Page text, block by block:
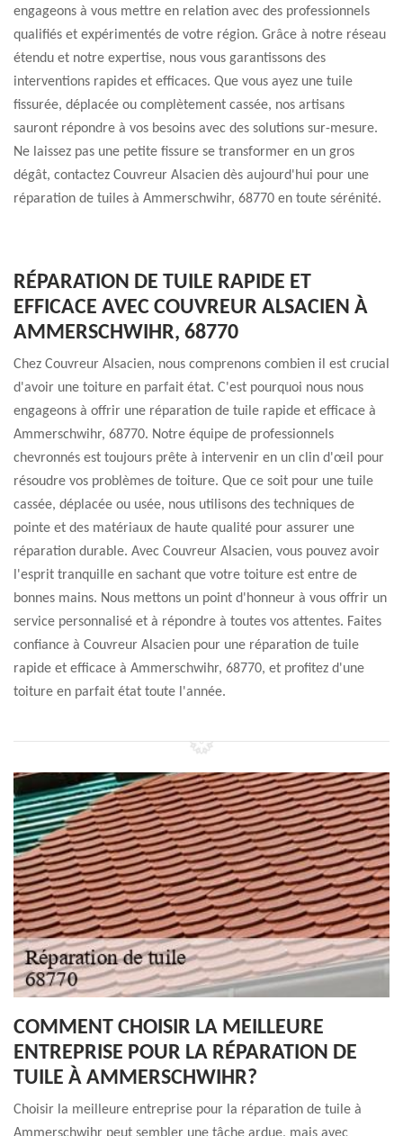
engageons à vous mettre en relation avec des professionnels
qualifiés et expérimentés de votre région. Grâce à notre réseau
étendu et notre expertise, nous vous garantissons des
interventions rapides et efficaces. Que vous ayez une tuile
fissurée, déplacée ou complètement cassée, nos artisans
sauront répondre à vos besoins avec des solutions sur-mesure.
Ne laissez pas une petite fissure se transformer en un gros
dégât, contactez Couvreur Alsacien dès aujourd'hui pour une
réparation de tuiles à Ammerschwihr, 68770 en toute sérénité.
RÉPARATION DE TUILE RAPIDE ET
EFFICACE AVEC COUVREUR ALSACIEN À
AMMERSCHWIHR, 68770
Chez Couvreur Alsacien, nous comprenons combien il est crucial
d'avoir une toiture en parfait état. C'est pourquoi nous nous
engageons à offrir une réparation de tuile rapide et efficace à
Ammerschwihr, 68770. Notre équipe de professionnels
chevronnés est toujours prête à intervenir en un clin d'œil pour
résoudre vos problèmes de toiture. Que ce soit pour une tuile
cassée, déplacée ou usée, nous utilisons des techniques de
pointe et des matériaux de haute qualité pour assurer une
réparation durable. Avec Couvreur Alsacien, vous pouvez avoir
l'esprit tranquille en sachant que votre toiture est entre de
bonnes mains. Nous mettons un point d'honneur à vous offrir un
service personnalisé et à répondre à toutes vos attentes. Faites
confiance à Couvreur Alsacien pour une réparation de tuile
rapide et efficace à Ammerschwihr, 68770, et profitez d'une
toiture en parfait état toute l'année.
COMMENT CHOISIR LA MEILLEURE
ENTREPRISE POUR LA RÉPARATION DE
TUILE À AMMERSCHWIHR?
Choisir la meilleure entreprise pour la réparation de tuile à